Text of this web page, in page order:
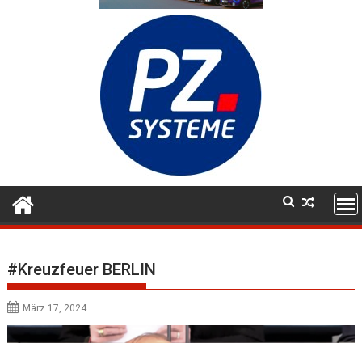
#Kreuzfeuer BERLIN
März 17, 2024